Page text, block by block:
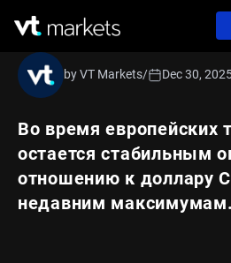
Во время европейских
остается стабильным
отношению к доллару
недавним максимумам.
by VT Markets/ Dec 30,